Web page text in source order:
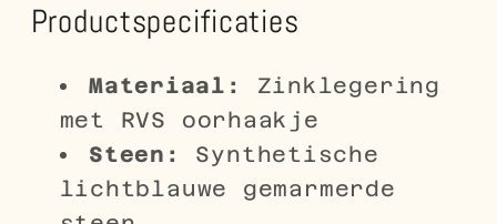
Productspecificaties
Materiaal:
Zinklegering
met RVS oorhaakje
Steen:
Synthetische
lichtblauwe gemarmerde